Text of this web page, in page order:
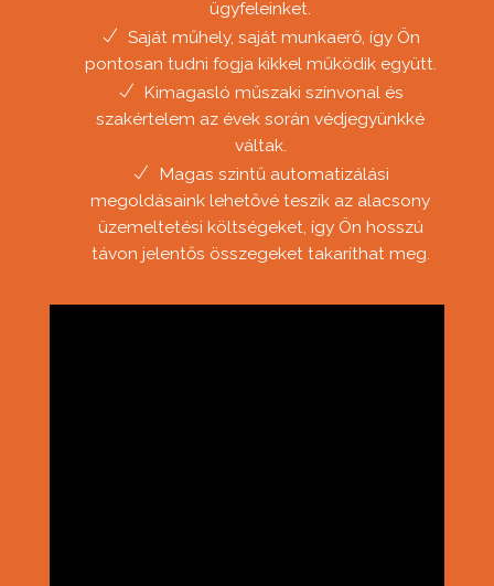
ügyfeleinket.
Saját műhely, saját munkaerő, így Ön
pontosan tudni fogja kikkel működik együtt.
Kimagasló műszaki színvonal és
szakértelem az évek során védjegyünkké
váltak.
Magas szintű automatizálási
megoldásaink lehetővé teszik az alacsony
üzemeltetési költségeket, így Ön hosszú
távon jelentős összegeket takaríthat meg.